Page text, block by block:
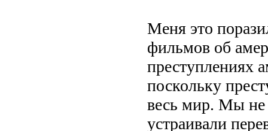
Меня это
фильмов об
преступлениях
поскольку
весь мир. Мы не
устраивали